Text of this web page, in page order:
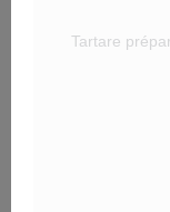
Tartare